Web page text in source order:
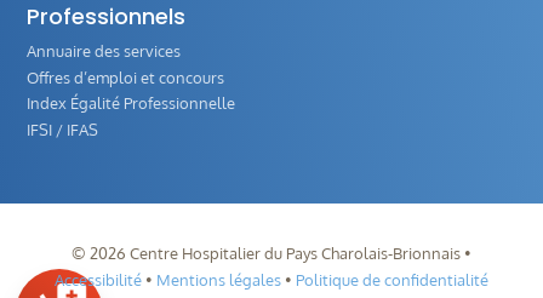
Professionnels
Annuaire des services
Offres d’emploi et concours
Index Égalité Professionnelle
IFSI / IFAS
© 2026 Centre Hospitalier du Pays Charolais-Brionnais •
Accessibilité• Mentions légales• Politique de confidentialité